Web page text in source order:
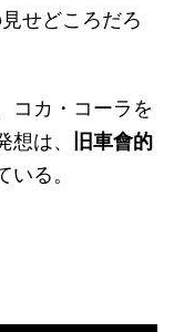
せどころだろ
コカ・コーラを
は、
旧車會的
いる。